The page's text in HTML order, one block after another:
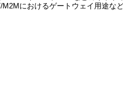
におけるゲートウェイ用途な